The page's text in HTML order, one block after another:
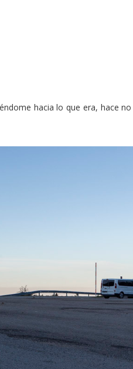
hacia lo que era, hace